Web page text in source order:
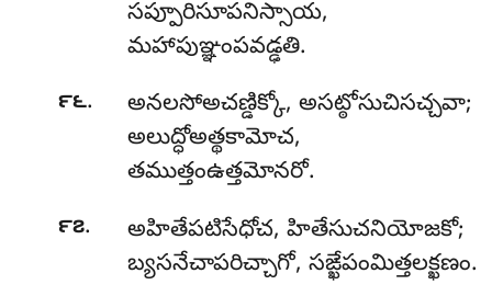
సప్పూరిసూపనిస్సాయ,
మహాపుఞ్ఞంపవడ్ఢతి.
౯౬. అనలసోఅచణ్డిక్కో, అసట్ఠోసుచిసచ్చవా;
అలుద్ధోఅత్థకామోచ,
తముత్తంఉత్తమోనరో.
౯౭.
అహితేపటిసేధోచ, హితేసుచనియోజకో;
బ్యసనేచాపరిచ్చాగో, సఙ్ఖేపంమిత్తలక్ఖణం.